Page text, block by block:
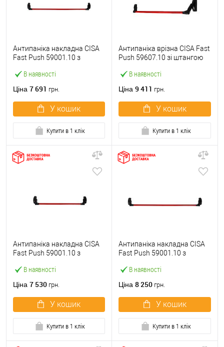
В наявності
Антипаніка накладна CISA
Fast Push 59001.10 з
мм червона
Ціна 7 691 грн.
У кошик
Купити в 1 клік
В наявності
Антипаніка врізна CISA Fast
Push 59607.10 зі штангою
Ціна 9 411 грн.
У кошик
Купити в 1 клік
В наявності
Антипаніка накладна CISA
Fast Push 59001.10 з
червона
Ціна 7 530 грн.
У кошик
Купити в 1 клік
В наявності
Антипаніка накладна CISA
Fast Push 59001.10 з
мм червона
Ціна 8 250 грн.
У кошик
Купити в 1 клік